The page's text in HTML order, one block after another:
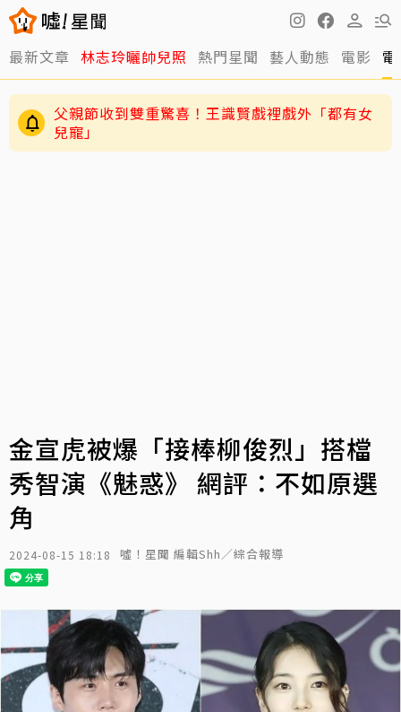
最新文章 林志玲曬帥兒照 熱門星聞 藝人動態 電影
父親節收到雙重驚喜！王識賢戲裡戲外「都有女
兒寵」
金宣虎被爆「接棒柳俊烈」搭檔
秀智演《魅惑》 網評：不如原選
角
2024-08-15 18:18 噓！星聞 編輯Shh／綜合報導